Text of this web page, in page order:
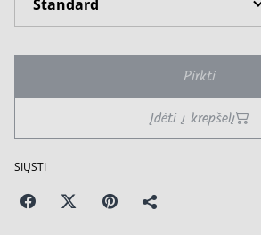
Pirkti
Įdėti į krepšelį
SIŲSTI